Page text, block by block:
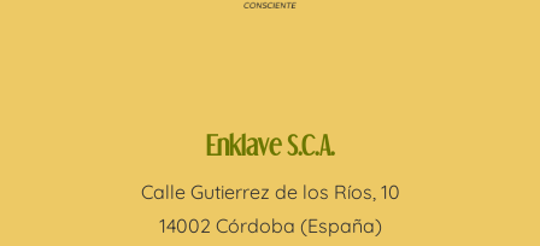
Enklave S.C.A.
Calle Gutierrez de los Ríos, 10
14002 Córdoba (España)